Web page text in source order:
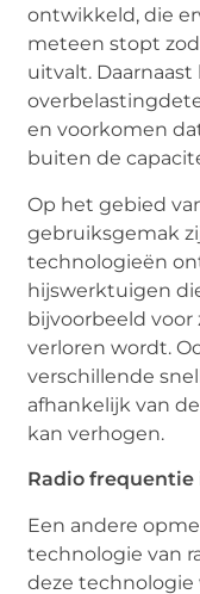
ontwikkeld, die
meteen stopt
uitvalt.
en voorkomen
buiten de
Op het gebied
gebruiksgemak
technologieën
hijswerktuigen
bijvoorbeeld voor
verloren wordt.
verschillende
afhankelijk van
kan verhogen.
Radio
Een andere
technologie van
deze